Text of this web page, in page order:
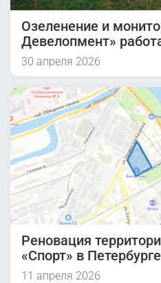
Озеленение и
Девелопмент»
квартале
30 апреля 2026
Реновация
«Спорт» в
11 апреля 2026